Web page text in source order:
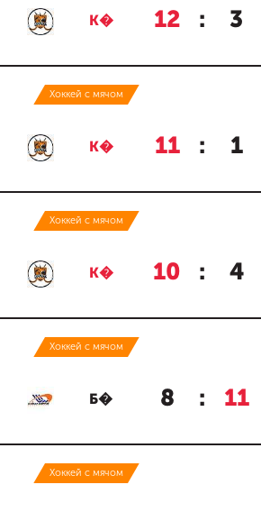
К� 12 : 3
Хоккей с мячом
К� 11 : 1
Хоккей с мячом
К� 10 : 4
Хоккей с мячом
Б� 8 : 11
Хоккей с мячом